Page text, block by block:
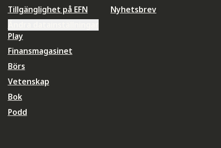
Tillgänglighet på EFN
Nyhetsbrev
Play
Finansmagasinet
Börs
Vetenskap
Bok
Podd